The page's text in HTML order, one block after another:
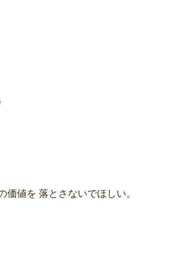
価値を 落とさないでほしい。